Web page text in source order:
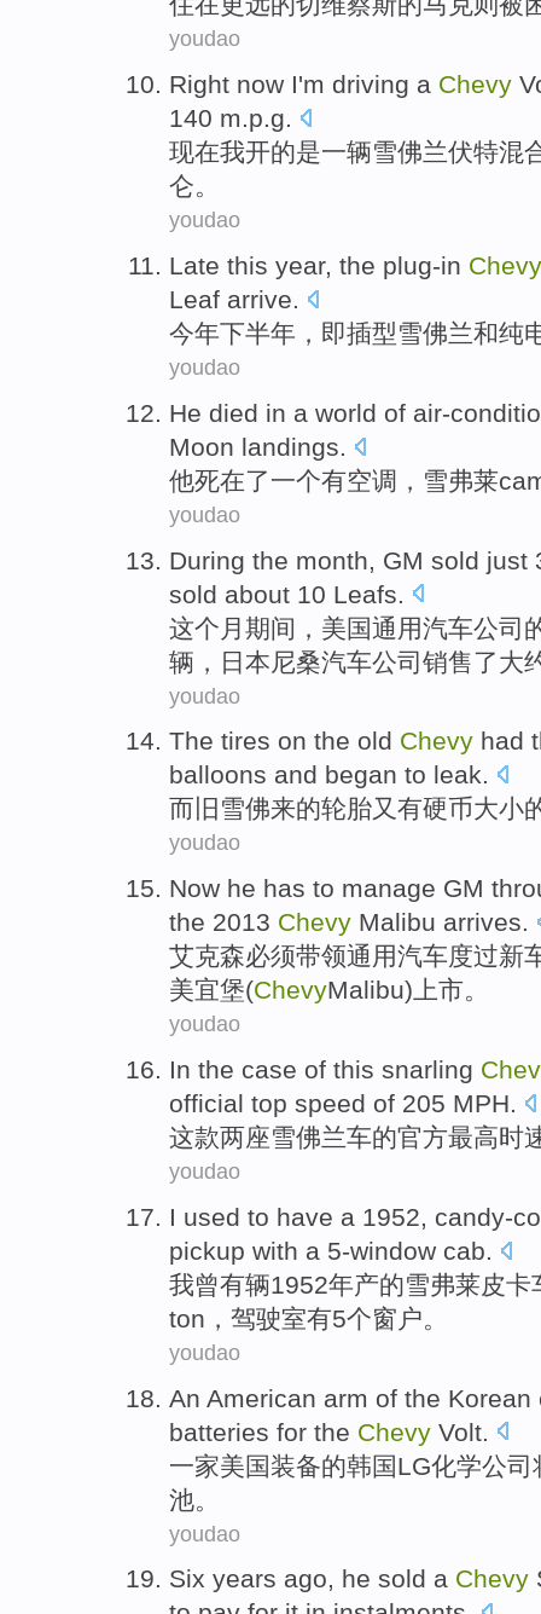
youdao
Right now I'm driving a Chevy
140 m.p.g.
现在我开的是一辆雪佛兰伏特混
仑。
youdao
Late this year, the plug-in Chevy
Leaf arrive.
今年下半年， 即插型雪佛兰和纯
youdao
He died in a world of air-
Moon landings.
他死在了一个有空调 ，雪弗莱
youdao
During the month GM sold just
sold about 10 Leafs
这个 月 期间 ， 美国通用汽车公司
辆， 日本尼桑汽车公司 销售了大
youdao
The tires on the old Chevy had
balloons and began to leak.
而 旧 雪佛来的轮胎又 有硬币大小
youdao
Now he has to manage GM
the 2013 Chevy Malibu arrives.
艾克森必须带领通用汽车度过新
美宜堡(ChevyMalibu)上市。
youdao
In the case of this snarling
official top speed of 205 MPH.
这款两座雪佛兰车的官方最高时
youdao
I used to have a 1952, candy-
pickup with a 5-window cab.
我曾有辆1952年产的雪弗莱皮卡
ton ， 驾驶室有5个窗户。
youdao
An American arm of the Korean
batteries for the Chevy Volt
一家美国装备的韩国LG化学公司
池。
youdao
Six years ago, he sold a Chevy